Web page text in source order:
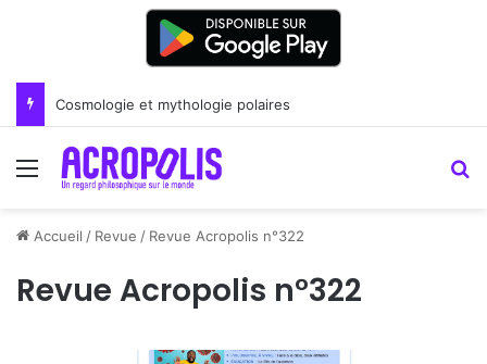
Renoir : la peinture comme un art du lien
Menu
Accueil / Revue / Revue Acropolis n°322
Revue Acropolis n°322